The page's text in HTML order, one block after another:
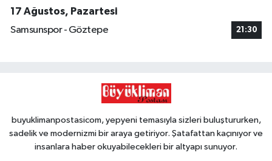
17 Ağustos, Pazartesi
Samsunspor - Göztepe
21:30
buyuklimanpostasicom, yepyeni temasıyla sizleri buluştururken,
sadelik ve modernizmi bir araya getiriyor. Şatafattan kaçınıyor ve
insanlara haber okuyabilecekleri bir altyapı sunuyor.